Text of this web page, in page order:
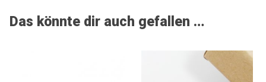
Das könnte dir auch gefallen …